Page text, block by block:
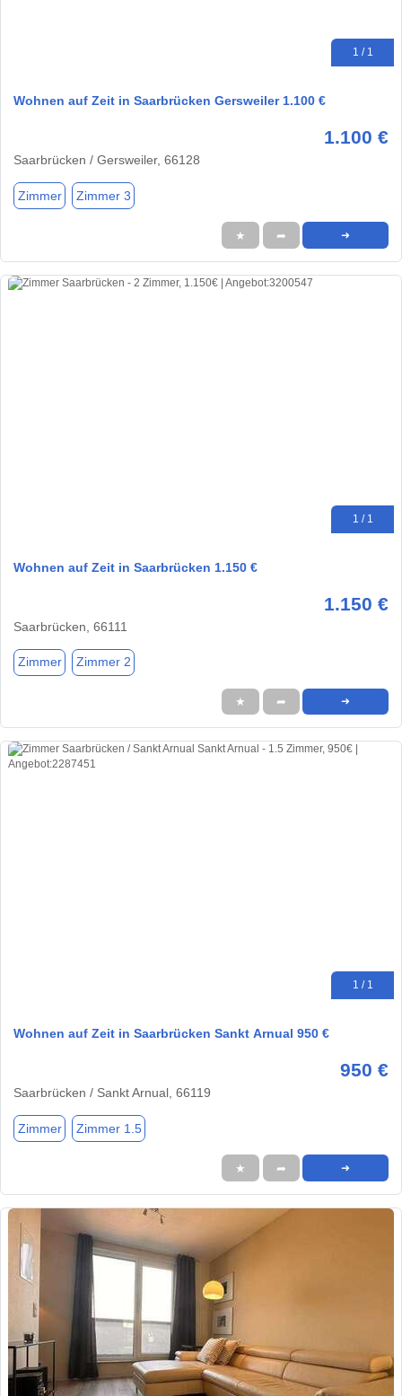
1 / 1
Wohnen auf Zeit in Saarbrücken Gersweiler 1.100 €
1.100 €
Saarbrücken / Gersweiler, 66128
Zimmer Zimmer 3
★ ➦ ➜
1 / 1
Wohnen auf Zeit in Saarbrücken 1.150 €
1.150 €
Saarbrücken, 66111
Zimmer Zimmer 2
★ ➦ ➜
1 / 1
Wohnen auf Zeit in Saarbrücken Sankt Arnual 950 €
950 €
Saarbrücken / Sankt Arnual, 66119
Zimmer Zimmer 1.5
★ ➦ ➜